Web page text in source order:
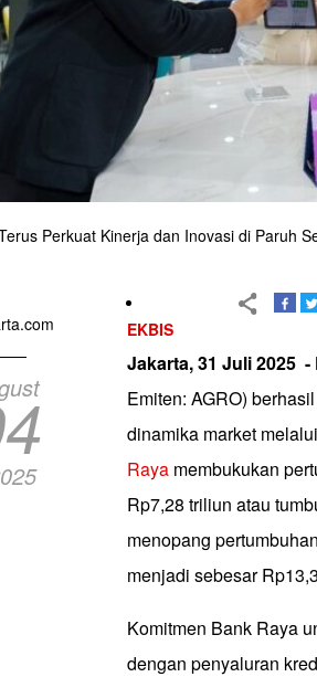
Perkuat Kinerja dan Inovasi di Paruh
EKBIS
Jakarta, 31 Juli 2025 -
Emiten: AGRO)
dinamika market
Raya membukukan
Rp7,28 triliun atau
menopang
menjadi sebesar
Komitmen Bank Raya
dengan penyaluran